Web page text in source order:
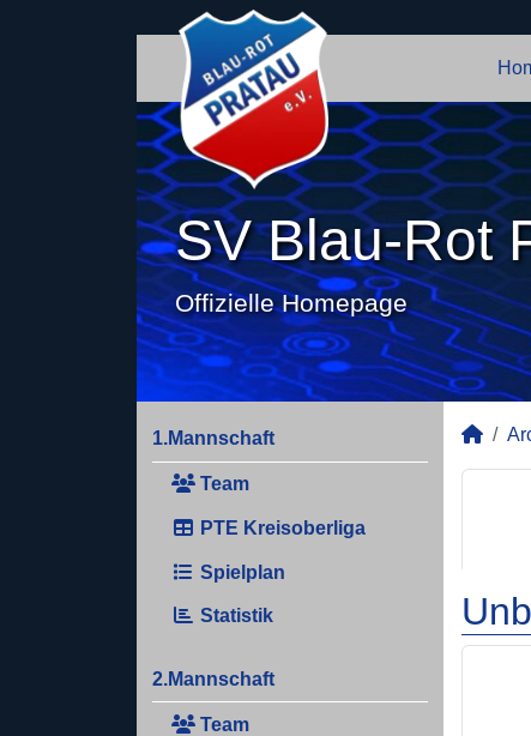
SV Blau-Rot
Offizielle Homepage
1.Mannschaft
Team
PTE Kreisoberliga
Spielplan
Statistik
2.Mannschaft
Team